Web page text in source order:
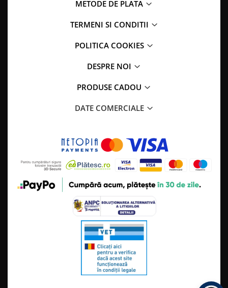
METODE DE PLATA
TERMENI SI CONDITII
POLITICA COOKIES
DESPRE NOI
PRODUSE CADOU
DATE COMERCIALE